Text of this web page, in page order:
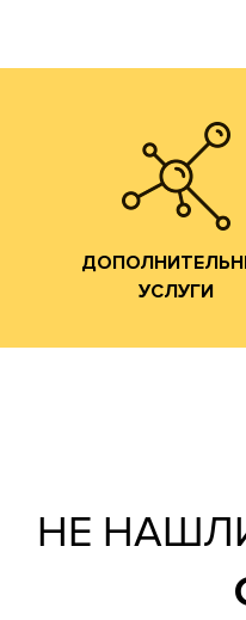
УСЛУГИ
УСЛУГИ
Разработка
Изготовление
Изготовление
НЕ